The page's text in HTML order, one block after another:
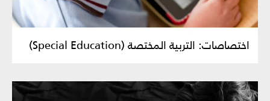
اختصاصات: التربية المختصة (Special Education)